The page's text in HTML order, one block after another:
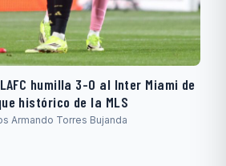
humilla 3-0 al Inter Miami de
histórico de la MLS
Armando Torres Bujanda